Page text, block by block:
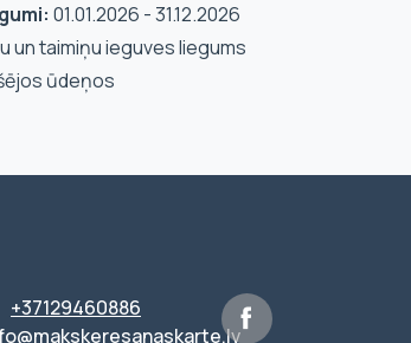
01.01.2026 - 31.12.2026
un taimiņu ieguves liegums
ūdeņos
+37129460886